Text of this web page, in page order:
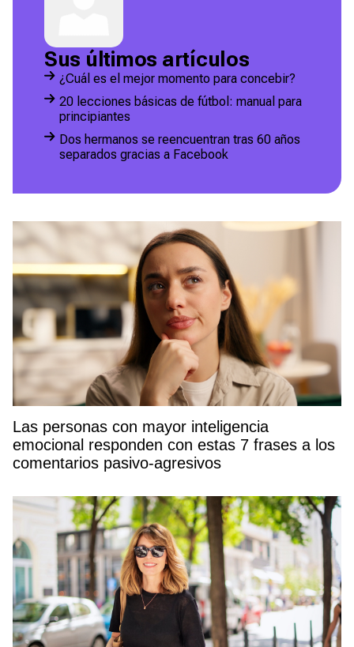
Sus últimos artículos
¿Cuál es el mejor momento para concebir?
20 lecciones básicas de fútbol: manual para
principiantes
Dos hermanos se reencuentran tras 60 años
separados gracias a Facebook
Las personas con mayor inteligencia
emocional responden con estas 7 frases a los
comentarios pasivo-agresivos